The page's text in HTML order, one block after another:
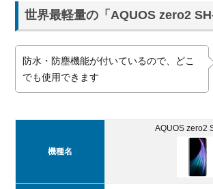
1.4.
美
しい映
Ace」
モバ
世界最軽量の「AQUOS zero2 SH-
防水・防塵機能が付いているので、どこ
でも使用できます
機種名
AQUOS zero2